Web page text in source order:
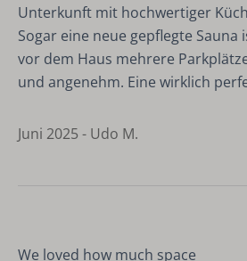
Unterkunft mit hochwertiger
Sogar eine neue gepflegte Sauna
vor dem Haus mehrere
und angenehm. Eine wirklich
Juni 2025 - Udo M.
We loved how much space